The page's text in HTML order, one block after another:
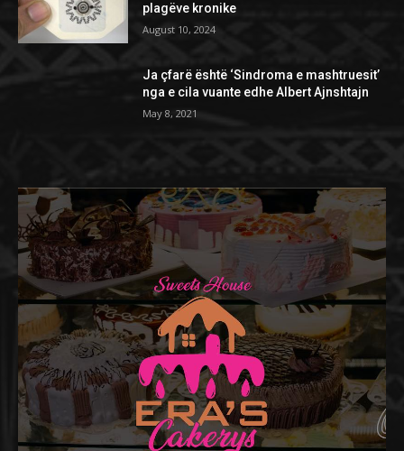
plagëve kronike
August 10, 2024
Ja çfarë është ‘Sindroma e mashtruesit’
nga e cila vuante edhe Albert Ajnshtajn
May 8, 2021